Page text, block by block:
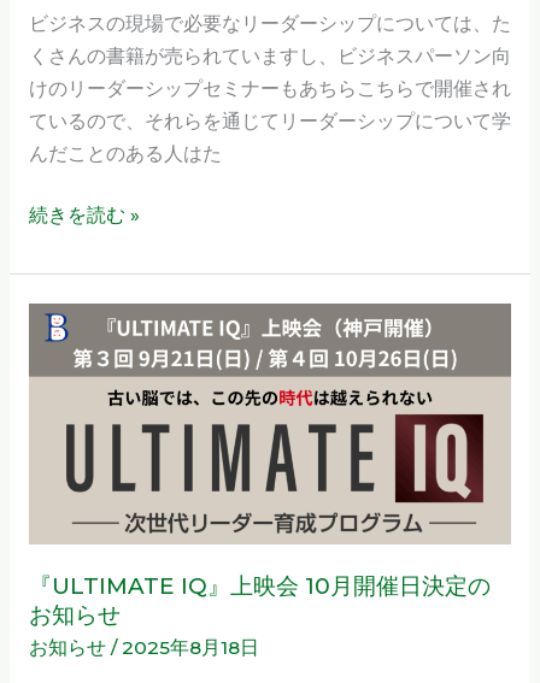
め
手
ビジネスの現場で必要なリーダーシップについては、た
くさんの書籍が売られていますし、ビジネスパーソン向
けのリーダーシップセミナーもあちらこちらで開催され
ているので、それらを通じてリーダーシップについて学
んだことのある人はた
映
会
10
月
開
日
定
の
お
知
続きを読む »
『ULTIMATE IQ』上映会 10月開催日決定の
お知らせ
お知らせ/2025年8月18日
『ULTIMATE
上
開
催
日
決